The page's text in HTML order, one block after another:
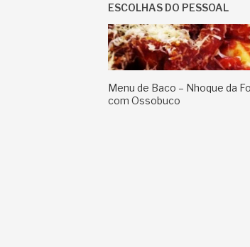
ESCOLHAS DO PESSOAL
Menu de Baco – Nhoque da
com Ossobuco